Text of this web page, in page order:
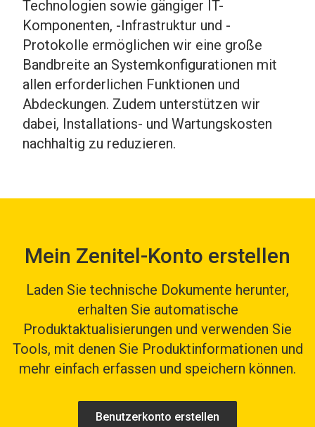
Technologien sowie gängiger IT-
Komponenten, -Infrastruktur und -
Protokolle ermöglichen wir eine große
Bandbreite an Systemkonfigurationen mit
allen erforderlichen Funktionen und
Abdeckungen. Zudem unterstützen wir
dabei, Installations- und Wartungskosten
nachhaltig zu reduzieren.
Mein Zenitel-Konto erstellen
Laden Sie technische Dokumente herunter,
erhalten Sie automatische
Produktaktualisierungen und verwenden Sie
Tools, mit denen Sie Produktinformationen und
mehr einfach erfassen und speichern können.
Benutzerkonto erstellen